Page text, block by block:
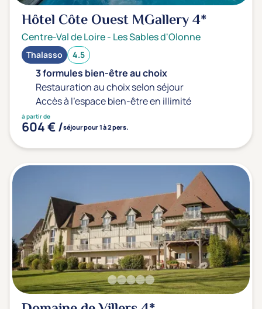
Hôtel Côte Ouest MGallery4*
Centre-Val de Loire- Les Sables d'Olonne
Thalasso 4.5
3 formules bien-être au choix
Restauration au choix selon séjour
Accès à l'espace bien-être en illimité
à partir de
604 € /séjour pour 1 à 2 pers.